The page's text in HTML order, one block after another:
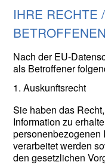
IHRE RECHTE
BETROFFENEN
Nach der EU-
als Betroffener
1. Auskunftsrecht
Sie haben das
Information zu
personenbezogenen
verarbeitet werden
den gesetzlichen